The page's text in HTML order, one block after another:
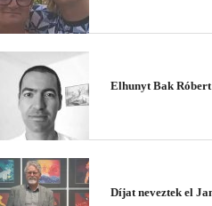
Elhunyt Bak
Díjat neveztek el